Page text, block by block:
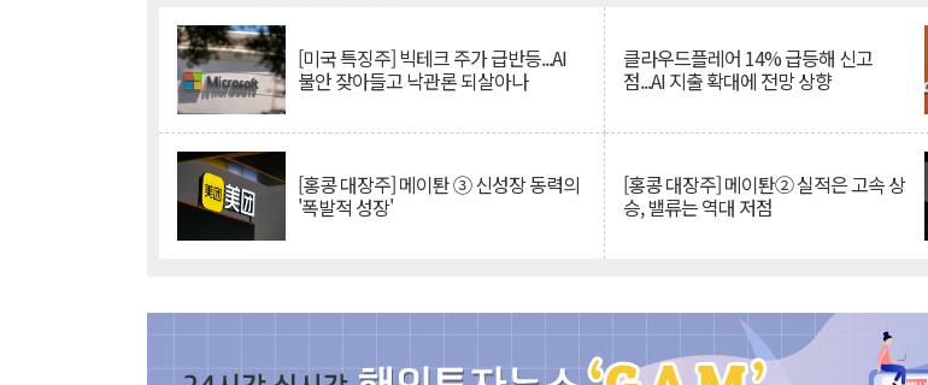
[미국 특징주] 빅테크 주가 급반등...AI
불안 잦아들고 낙관론 되살아나
클라우드플레어 14% 급등해 신고
점...AI 지출 확대에 전망 상향
[홍콩 대장주] 메이퇀 ③ 신성장 동력의
'폭발적 성장'
[홍콩 대장주] 메이퇀② 실적은 고속 상
승, 밸류는 역대 저점